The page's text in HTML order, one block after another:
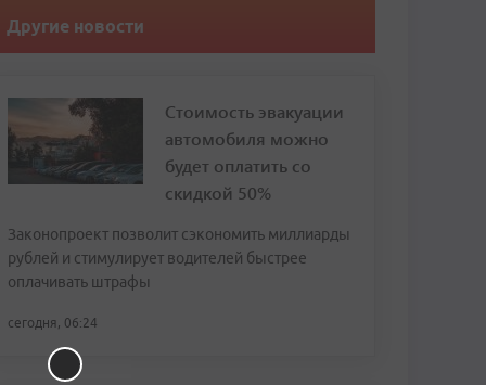
Другие новости
Стоимость эвакуации
автомобиля можно
будет оплатить со
скидкой 50%
Законопроект позволит сэкономить миллиарды
рублей и стимулирует водителей быстрее
оплачивать штрафы
сегодня, 06:24